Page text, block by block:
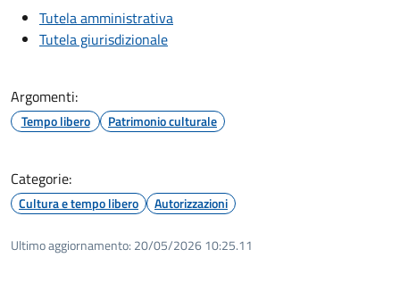
Tutela amministrativa
Tutela giurisdizionale
Argomenti:
Tempo libero Patrimonio culturale
Categorie:
Cultura e tempo libero Autorizzazioni
Ultimo aggiornamento: 20/05/2026 10:25.11